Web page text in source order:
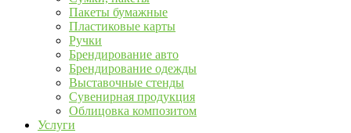
Пакеты бумажные
Пластиковые карты
Ручки
Брендирование авто
Брендирование одежды
Выставочные стенды
Сувенирная продукция
Облицовка композитом
Услуги